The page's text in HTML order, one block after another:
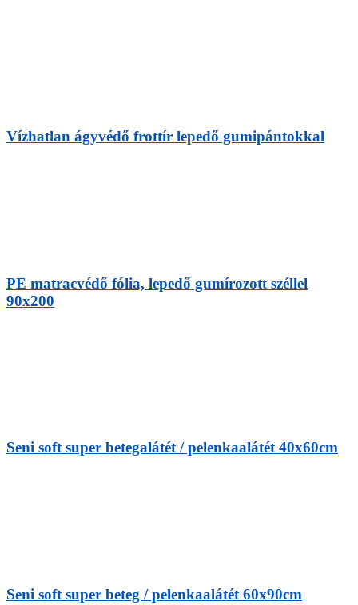
Vízhatlan ágyvédő frottír lepedő gumipántokkal
PE matracvédő fólia, lepedő gumírozott széllel
90x200
Seni soft super betegalátét / pelenkaalátét 40x60cm
Seni soft super beteg / pelenkaalátét 60x90cm